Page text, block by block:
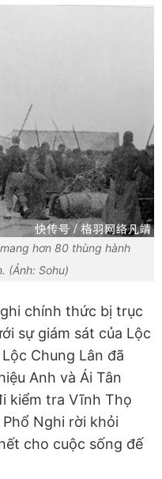
hơn 80 thùng hành
(Ảnh: Sohu)
chính thức bị trục
sự giám sát của Lộc
Chung Lân đã
Anh và Ái Tân
kiểm tra Vĩnh Thọ
Nghi rời khỏi
cho cuộc sống đế